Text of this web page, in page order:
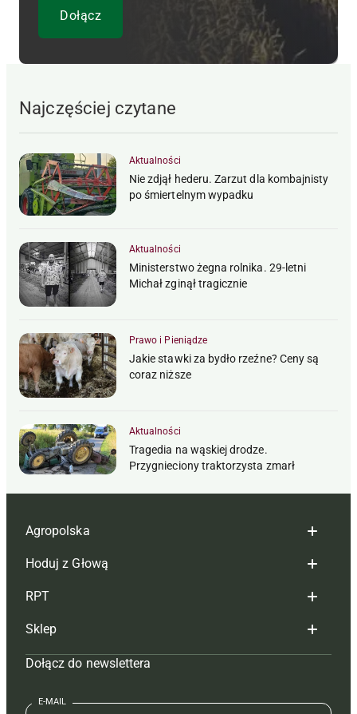
Najczęściej czytane
Aktualności
Nie zdjął hederu. Zarzut dla kombajnisty
po śmiertelnym wypadku
Aktualności
Ministerstwo żegna rolnika. 29-letni
Michał zginął tragicznie
Prawo i Pieniądze
Jakie stawki za bydło rzeźne? Ceny są
coraz niższe
Aktualności
Tragedia na wąskiej drodze.
Przygnieciony traktorzysta zmarł
Agropolska
Redakcja
Reklama
Tagi
Mapa serwisu
Kontakt
Hoduj z Głową
Hoduj z głową bydło
Hoduj z głową świnie
Prenumerata
Redakcja
RPT
Redakcja
Prenumerata
Reklama
Sklep
Czasopisma i prenumerata
Książki
Dołącz do newslettera
E-MAIL